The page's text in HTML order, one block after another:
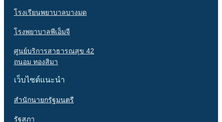
โรงเรียนพยาบาลบางมด
โรงพยาบาลพีเอ็มจี
ศูนย์บริการสาธารณสุข 42
ถนอม ทองสิมา
เว็บไซต์แนะนำ
สำนักนายกรัฐมนตรี
รัฐสภา